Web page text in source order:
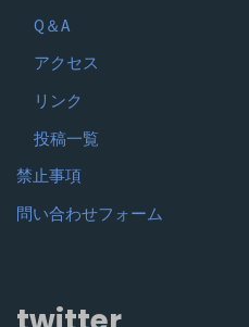
Q＆A
アクセス
リンク
投稿一覧
禁止事項
問い合わせフォーム